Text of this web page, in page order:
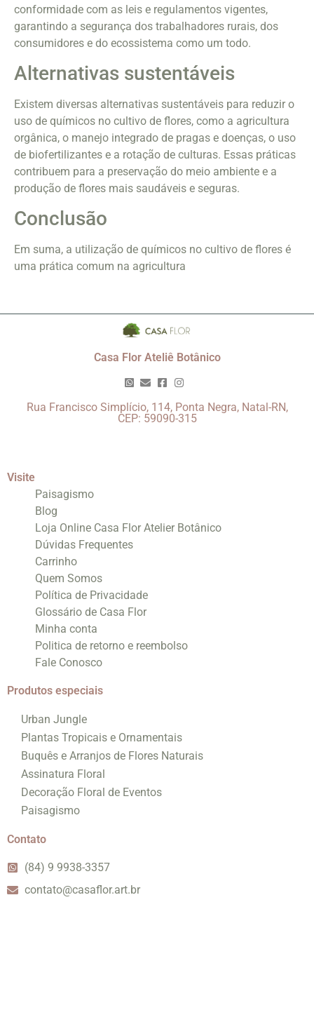
conformidade com as leis e regulamentos vigentes,
garantindo a segurança dos trabalhadores rurais, dos
consumidores e do ecossistema como um todo.
Alternativas sustentáveis
Existem diversas alternativas sustentáveis para reduzir o
uso de químicos no cultivo de flores, como a agricultura
orgânica, o manejo integrado de pragas e doenças, o uso
de biofertilizantes e a rotação de culturas. Essas práticas
contribuem para a preservação do meio ambiente e a
produção de flores mais saudáveis e seguras.
Conclusão
Em suma, a utilização de químicos no cultivo de flores é
uma prática comum na agricultura
Casa Flor Ateliê Botânico
Rua Francisco Simplício, 114, Ponta Negra, Natal-RN,
CEP: 59090-315
Visite
Paisagismo
Blog
Loja Online Casa Flor Atelier Botânico
Dúvidas Frequentes
Carrinho
Quem Somos
Política de Privacidade
Glossário de Casa Flor
Minha conta
Politica de retorno e reembolso
Fale Conosco
Produtos especiais
Urban Jungle
Plantas Tropicais e Ornamentais
Buquês e Arranjos de Flores Naturais
Assinatura Floral
Decoração Floral de Eventos
Paisagismo
Contato
(84) 9 9938-3357
contato@casaflor.art.br